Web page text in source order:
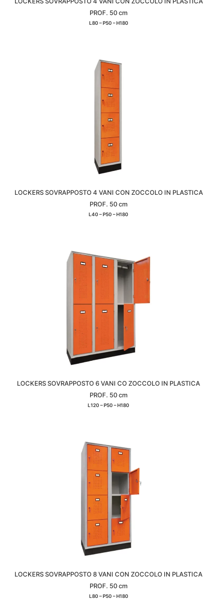
PROF. 50 cm
L80 – P50 – H180
LOCKERS SOVRAPPOSTO 4 VANI CON ZOCCOLO IN PLASTICA
PROF. 50 cm
L40 – P50 – H180
LOCKERS SOVRAPPOSTO 6 VANI CO ZOCCOLO IN PLASTICA
PROF. 50 cm
L120 – P50 – H180
LOCKERS SOVRAPPOSTO 8 VANI CON ZOCCOLO IN PLASTICA
PROF. 50 cm
L80 – P50 – H180